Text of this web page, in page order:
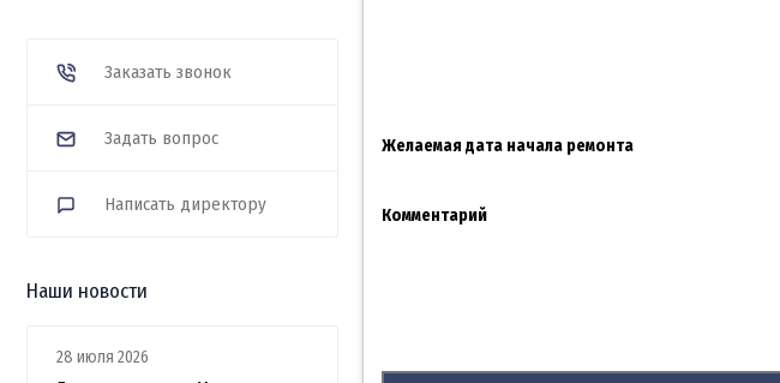
Заказать звонок
Задать вопрос
Написать директору
Наши новости
28 июля 2026
Желаемая дата начала ремонта
Комментарий